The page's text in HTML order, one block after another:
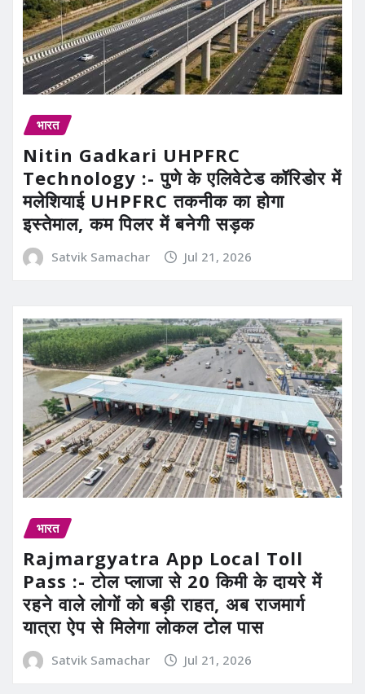
भारत
Nitin Gadkari UHPFRC
Technology :- पुणे के एलिवेटेड कॉरिडोर में
मलेशियाई UHPFRC तकनीक का होगा
इस्तेमाल, कम पिलर में बनेगी सड़क
Satvik Samachar Jul 21, 2026
भारत
Rajmargyatra App Local Toll
Pass :- टोल प्लाजा से 20 किमी के दायरे में
रहने वाले लोगों को बड़ी राहत, अब राजमार्ग
यात्रा ऐप से मिलेगा लोकल टोल पास
Satvik Samachar Jul 21, 2026